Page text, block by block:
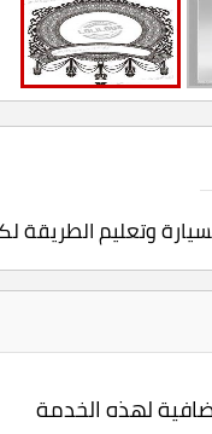
وتعليم
لهذه الخدمة